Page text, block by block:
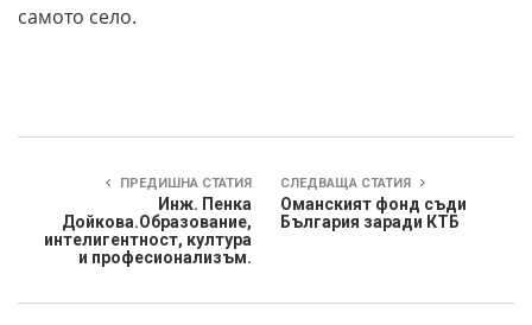
самото село.
ПРЕДИШНА СТАТИЯ
Инж. Пенка
Дойкова.Образование,
интелигентност, култура
и професионализъм.
СЛЕДВАЩА СТАТИЯ
Оманският фонд съди
България заради КТБ